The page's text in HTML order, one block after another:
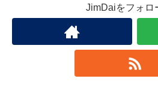
JimDaiをフォロ